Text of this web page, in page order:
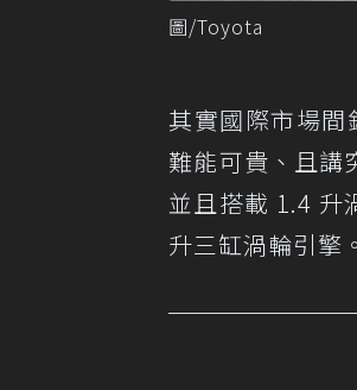
圖/Toyota
其實國際市場間
難能可貴、且講
並且搭載 1.4 升
升三缸渦輪引擎。